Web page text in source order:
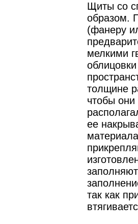
Щиты со
образом.
(фанеру
мелкими
толщине
чтобы
ее
так как